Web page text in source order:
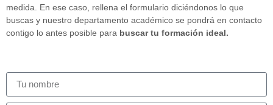
medida. En ese caso, rellena el formulario diciéndonos lo que
buscas y nuestro departamento académico se pondrá en contacto
contigo lo antes posible para buscar tu formación ideal.